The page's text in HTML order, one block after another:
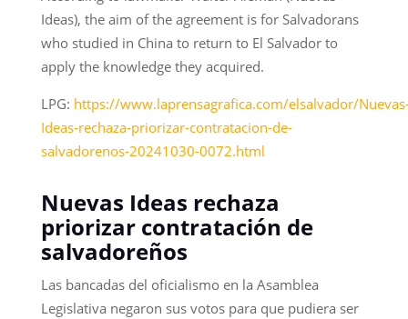
Ideas), the aim of the agreement is for Salvadorans
who studied in China to return to El Salvador to
apply the knowledge they acquired.
LPG: https://www.laprensagrafica.com/elsalvador/
Ideas-rechaza-priorizar-contratacion-de-
salvadorenos-20241030-0072.html
Nuevas Ideas rechaza
priorizar contratación de
salvadoreños
Las bancadas del oficialismo en la Asamblea
Legislativa negaron sus votos para que pudiera ser